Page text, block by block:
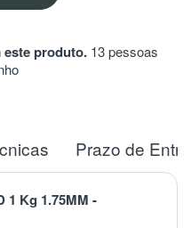
este produto. 13 pessoas
Prazo de
1 Kg 1.75MM -